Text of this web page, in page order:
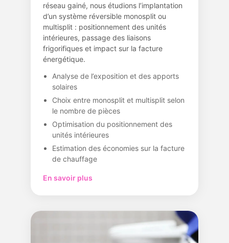
réseau gainé, nous étudions l’implantation
d’un système réversible monosplit ou
multisplit : positionnement des unités
intérieures, passage des liaisons
frigorifiques et impact sur la facture
énergétique.
Analyse de l’exposition et des apports
solaires
Choix entre monosplit et multisplit selon
le nombre de pièces
Optimisation du positionnement des
unités intérieures
Estimation des économies sur la facture
de chauffage
En savoir plus